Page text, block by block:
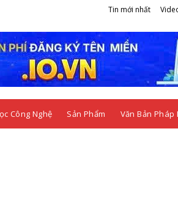
Tin mới nhất
Công Nghệ Sản Phẩm Văn Bản Pháp